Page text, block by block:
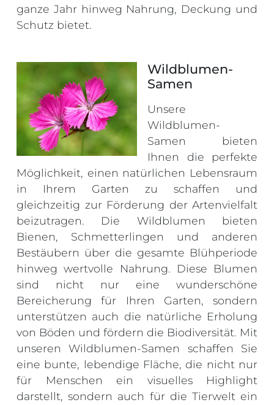
ganze Jahr hinweg Nahrung, Deckung und
Schutz bietet.
Wildblumen-
Samen
Unsere
Wildblumen-
Samen bieten
Ihnen die perfekte
Möglichkeit, einen natürlichen Lebensraum
in Ihrem Garten zu schaffen und
gleichzeitig zur Förderung der Artenvielfalt
beizutragen. Die Wildblumen bieten
Bienen, Schmetterlingen und anderen
Bestäubern über die gesamte Blühperiode
hinweg wertvolle Nahrung. Diese Blumen
sind nicht nur eine wunderschöne
Bereicherung für Ihren Garten, sondern
unterstützen auch die natürliche Erholung
von Böden und fördern die Biodiversität. Mit
unseren Wildblumen-Samen schaffen Sie
eine bunte, lebendige Fläche, die nicht nur
für Menschen ein visuelles Highlight
darstellt, sondern auch für die Tierwelt ein